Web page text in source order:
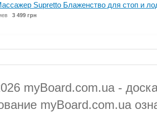
Supretto Блаженство для стоп и
3 499 грн
myBoard.com.ua -
myBoard.com.ua